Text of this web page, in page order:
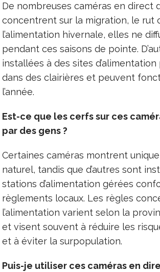
De nombreuses caméras en direct
concentrent sur la migration, le rut
l’alimentation hivernale, elles ne
pendant ces saisons de pointe.
installées à des sites
dans des clairières et peuvent
l’année.
Est-ce que les cerfs sur ces
par des gens ?
Certaines caméras montrent
naturel, tandis que d’autres sont
stations d’alimentation gérées
règlements locaux. Les règles
l’alimentation varient selon la
et visent souvent à réduire les
et à éviter la surpopulation.
Puis-je utiliser ces caméras en